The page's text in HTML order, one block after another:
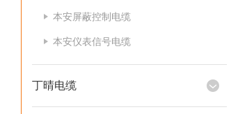
本安屏蔽控制电缆
本安仪表信号电缆
丁晴电缆